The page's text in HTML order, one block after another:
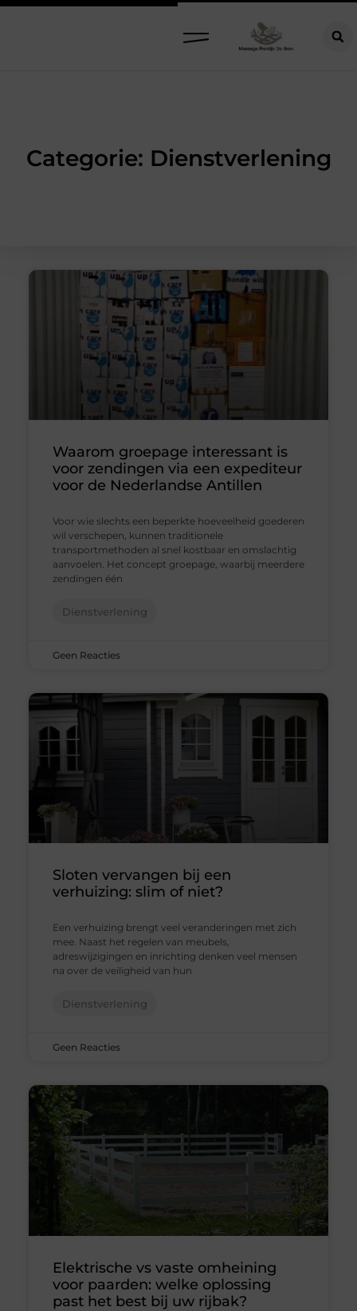
Categorie: Dienstverlening
Waarom groepage interessant is
voor zendingen via een expediteur
voor de Nederlandse Antillen
Voor wie slechts een beperkte hoeveelheid goederen
wil verschepen, kunnen traditionele
transportmethoden al snel kostbaar en omslachtig
aanvoelen. Het concept groepage, waarbij meerdere
zendingen één
Dienstverlening
Geen Reacties
Sloten vervangen bij een
verhuizing: slim of niet?
Een verhuizing brengt veel veranderingen met zich
mee. Naast het regelen van meubels,
adreswijzigingen en inrichting denken veel mensen
na over de veiligheid van hun
Dienstverlening
Geen Reacties
Elektrische vs vaste omheining
voor paarden: welke oplossing
past het best bij uw rijbak?